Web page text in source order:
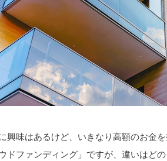
興味はあるけど、いきなり高額のお金
ドファンディング」ですが、違いはど